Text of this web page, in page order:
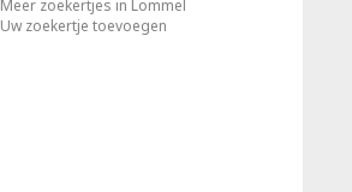
Meer zoekertjes in Lommel
Uw zoekertje toevoegen